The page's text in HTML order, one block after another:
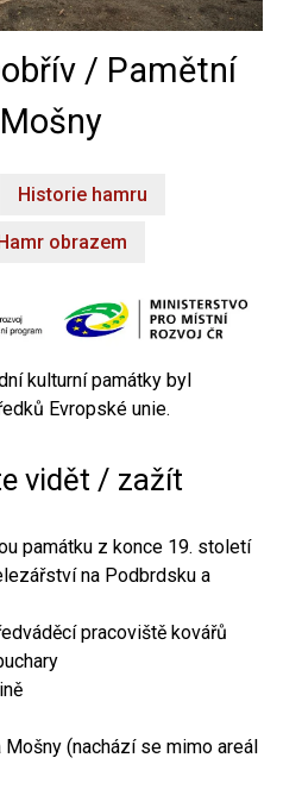
/ Pamětní
Historie hamru
obrazem
kulturní památky byl
Evropské unie.
vidět / zažít
památku z konce 19. století
na Podbrdsku a
pracoviště kovářů
(nachází se mimo areál